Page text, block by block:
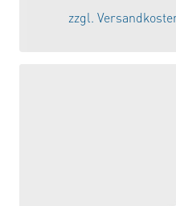
zzgl.